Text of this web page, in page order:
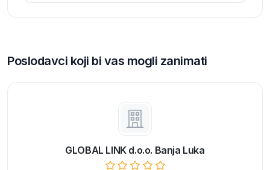
Poslodavci koji bi vas mogli zanimati
GLOBAL LINK d.o.o. Banja Luka